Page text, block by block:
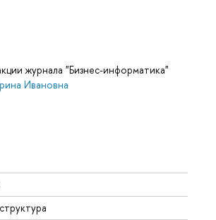
журнала "Бизнес-информатика"
Ивановна